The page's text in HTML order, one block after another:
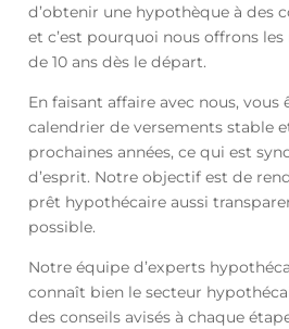
d’obtenir une hypothèque à des
et c’est pourquoi nous offrons
de 10 ans dès le départ.
En faisant affaire avec nous, vous
calendrier de versements stable
prochaines années, ce qui est
d’esprit. Notre objectif est de
prêt hypothécaire aussi
possible.
Notre équipe d’experts
connaît bien le secteur
des conseils avisés à chaque